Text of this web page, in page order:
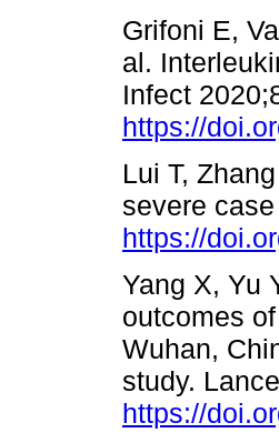
Grifoni E,
al.
Infect
https://
Lui T,
severe
https://
Yang X, Yu
outcomes
Wuhan,
study.
https://